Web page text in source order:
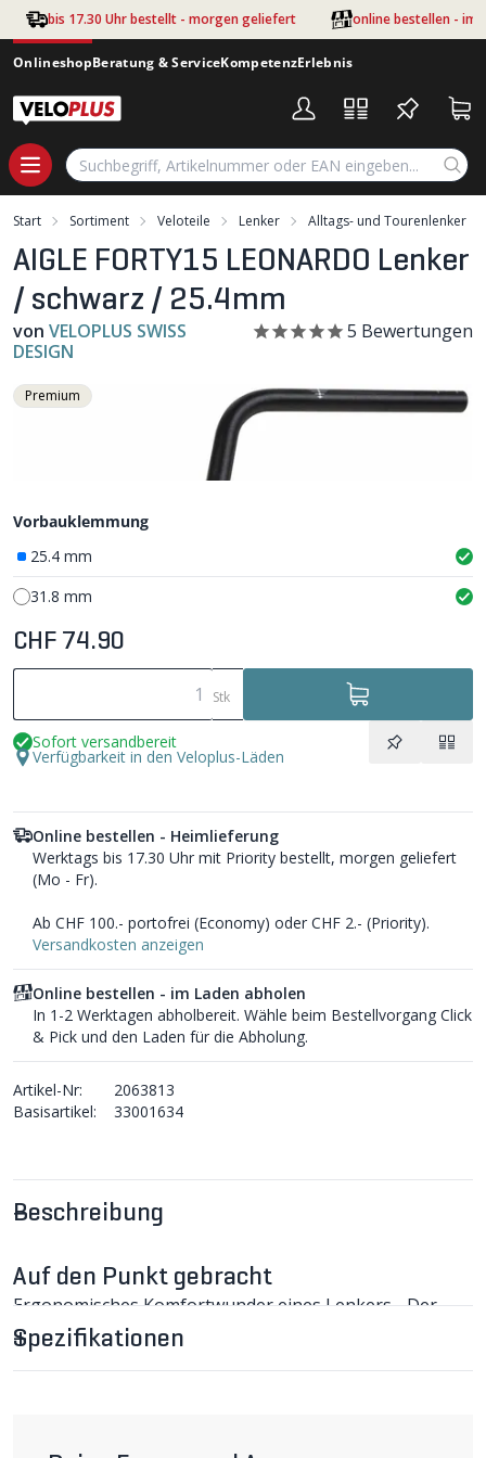
Zum Hauptinhalt springen
bis 17.30 Uhr bestellt - morgen geliefert online bestellen - im
OnlineshopBeratung & ServiceKompetenzErlebnis
Start Sortiment Veloteile Lenker Alltags- und Tourenlenker
AIGLE FORTY15 LEONARDO Lenker
/ schwarz / 25.4mm
von VELOPLUS SWISS
DESIGN
5 Bewertungen
Premium
Beschreibung
Auf den Punkt gebracht
Ergonomisches Komfortwunder eines Lenkers - Der
Aigle 40-15 setzt hohe Massstäbe beim Greifkomfort
eines Velos. Dieses Produkt wurde anhand unzähliger
Ausmessungen mit unserem LEONARDO Analysen- und
Spezifikationen
Vorbauklemmung
25.4 mm
31.8 mm
CHF 74.90
Stk
Sofort versandbereit
Verfügbarkeit in den Veloplus-Läden
Online bestellen - Heimlieferung
Werktags bis 17.30 Uhr mit Priority bestellt, morgen geliefert
(Mo - Fr).
Ab CHF 100.- portofrei (Economy) oder CHF 2.- (Priority).
Versandkosten anzeigen
Online bestellen - im Laden abholen
In 1-2 Werktagen abholbereit. Wähle beim Bestellvorgang Click
& Pick und den Laden für die Abholung.
Artikel-Nr:
2063813
Basisartikel:
33001634